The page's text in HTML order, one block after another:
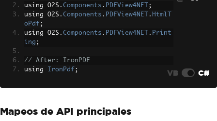
using O2S . Components . PDFView4NET
;
using O2S . Components . PDFView4NET . HtmlT
oPdf ;
using O2S . Components . PDFView4NET . Print
ing ;
// After: IronPDF
using IronPdf ; VB C#
Mapeos de API principales